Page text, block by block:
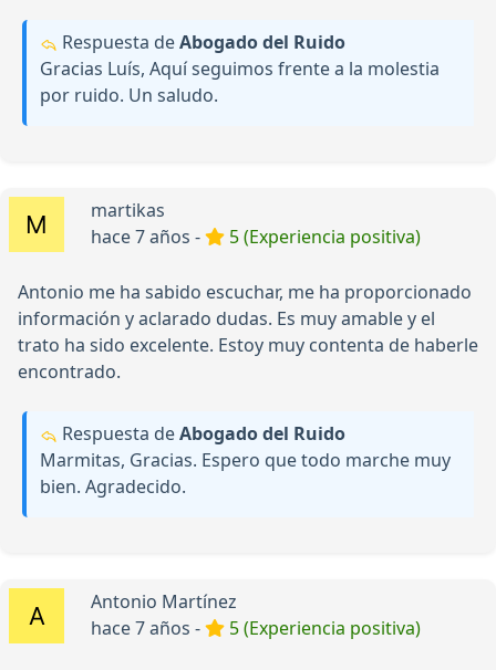
Respuesta deAbogado del Ruido
Gracias Luís, Aquí seguimos frente a la molestia
por ruido. Un saludo.
martikas
hace 7 años -
5 (Experiencia positiva)
Antonio me ha sabido escuchar, me ha proporcionado
información y aclarado dudas. Es muy amable y el
trato ha sido excelente. Estoy muy contenta de haberle
encontrado.
Respuesta deAbogado del Ruido
Marmitas, Gracias. Espero que todo marche muy
bien. Agradecido.
Antonio Martínez
hace 7 años -
5 (Experiencia positiva)